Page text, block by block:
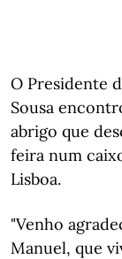
O Presidente
Sousa
abrigo que
feira num
Lisboa.
"Venho
Manuel, que